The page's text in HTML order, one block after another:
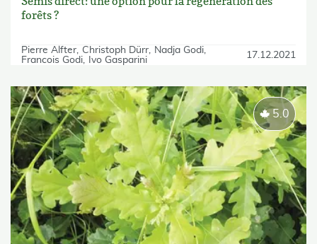
forêts ?
Pierre Alfter Christoph Dürr
Nadja Godi
Francois Godi
Ivo Gasparini 17.12.2021
5.0